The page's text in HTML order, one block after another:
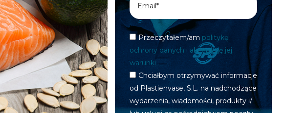
Przeczytałem/am politykę
ochrony danych i akceptuję jej
warunki
Chciałbym otrzymywać informacje
od Plastienvase, S.L. na nadchodzące
wydarzenia, wiadomości, produkty i/